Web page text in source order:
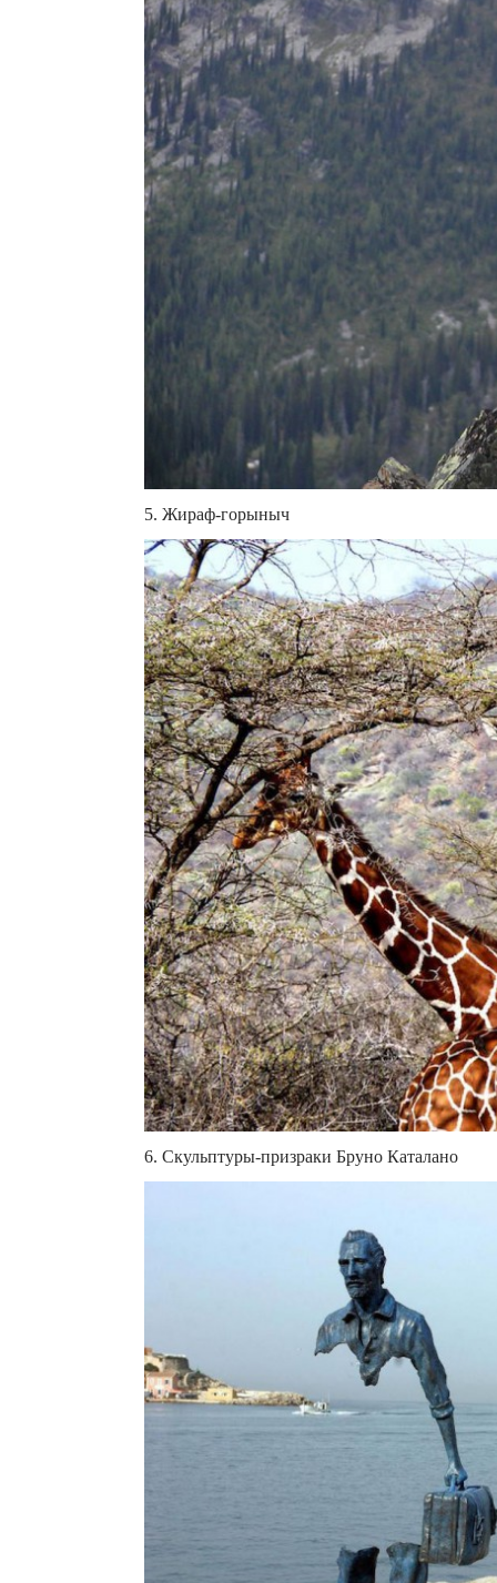
5. Жираф-горыныч
6. Скульптуры-призраки Бруно Каталано